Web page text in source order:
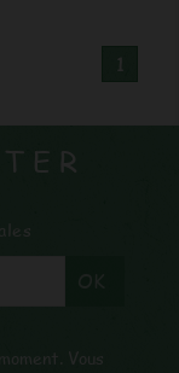
1
Vous